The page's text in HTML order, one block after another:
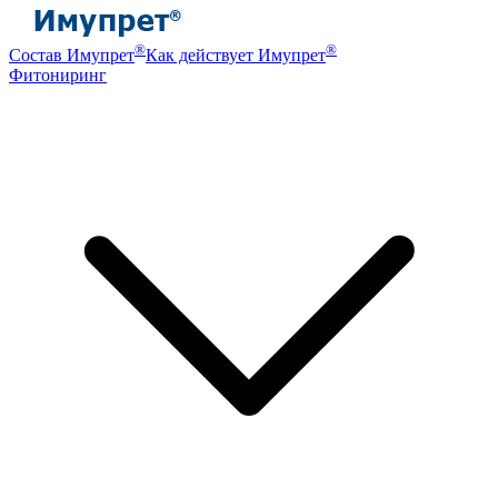
Состав Имупрет®Как действует Имупрет®
Фитониринг